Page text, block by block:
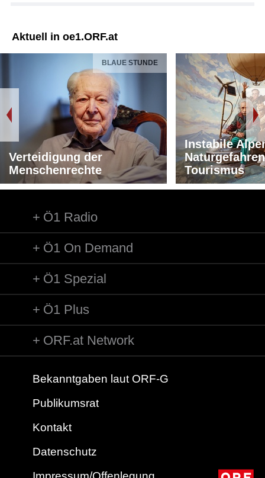
Aktuell in oe1.ORF.at
BLAUE STUNDE
Verteidigung der
Menschenrechte
Instabile
Tourismus
Ö1 Radio
Ö1 On Demand
Ö1 Spezial
Ö1 Plus
ORF.at Network
Bekanntgaben laut ORF-G
Publikumsrat
Kontakt
Datenschutz